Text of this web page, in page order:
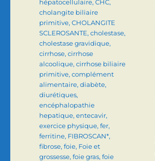
hépatocellulaire,CHC,
cholangite biliaire
primitive,CHOLANGITE
SCLEROSANTE,cholestase,
cholestase gravidique,
cirrhose,cirrhose
alcoolique,cirrhose biliaire
primitive,complément
alimentaire,diabète,
diurétiques,
encéphalopathie
hepatique,entecavir,
exercice physique,fer,
ferritine, FIBROSCAN*,
fibrose,foie, Foie et
grossesse,foie gras,foie